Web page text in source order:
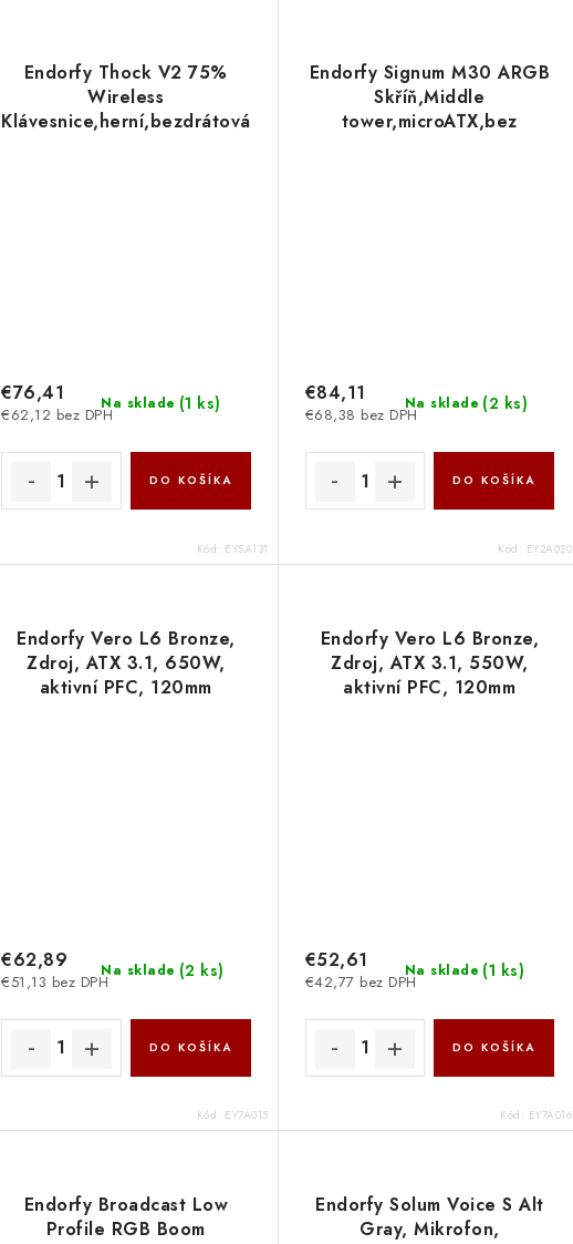
Endorfy Thock V2 75%
Wireless
Klávesnice,herní,bezdrátová,mechanická,Endorfy
Na sklade (1 ks)
€62,12 bez DPH
€76,41
DO KOŠÍKA
Kód: EY5A131
Endorfy Signum M30 ARGB
Skříň,Middle
tower,microATX,bez
Na sklade (2 ks)
€68,38 bez DPH
€84,11
DO KOŠÍKA
Kód: EY2A020
Endorfy Vero L6 Bronze,
Zdroj, ATX 3.1, 650W,
aktivní PFC, 120mm
Na sklade (2 ks)
€51,13 bez DPH
€62,89
DO KOŠÍKA
Kód: EY7A015
Endorfy Vero L6 Bronze,
Zdroj, ATX 3.1, 550W,
aktivní PFC, 120mm
Na sklade (1 ks)
€42,77 bez DPH
€52,61
DO KOŠÍKA
Kód: EY7A016
Endorfy Broadcast Low
Profile RGB Boom
Endorfy Solum Voice S Alt
Gray, Mikrofon,